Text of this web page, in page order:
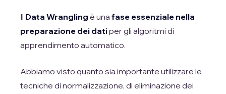
Il Data Wrangling è una fase essenziale nella
preparazione dei datiper gli algoritmi di
apprendimento automatico.
Abbiamo visto quanto sia importante utilizzare le
tecniche di normalizzazione, di eliminazione dei